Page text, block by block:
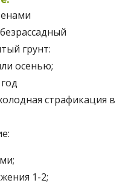
безрассадный
грунт:
осенью;
страфикация в
1-2;